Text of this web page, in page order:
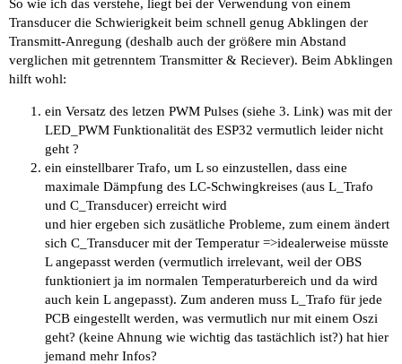
So wie ich das verstehe, liegt bei der Verwendung von einem
Transducer die Schwierigkeit beim schnell genug Abklingen der
Transmitt-Anregung (deshalb auch der größere min Abstand
verglichen mit getrenntem Transmitter & Reciever). Beim Abklingen
hilft wohl:
ein Versatz des letzen PWM Pulses (siehe 3. Link) was mit der
LED_PWM Funktionalität des ESP32 vermutlich leider nicht
geht ?
ein einstellbarer Trafo, um L so einzustellen, dass eine
maximale Dämpfung des LC-Schwingkreises (aus L_Trafo
und C_Transducer) erreicht wird
und hier ergeben sich zusätliche Probleme, zum einem ändert
sich C_Transducer mit der Temperatur =>idealerweise müsste
L angepasst werden (vermutlich irrelevant, weil der OBS
funktioniert ja im normalen Temperaturbereich und da wird
auch kein L angepasst). Zum anderen muss L_Trafo für jede
PCB eingestellt werden, was vermutlich nur mit einem Oszi
geht? (keine Ahnung wie wichtig das tastächlich ist?) hat hier
jemand mehr Infos?